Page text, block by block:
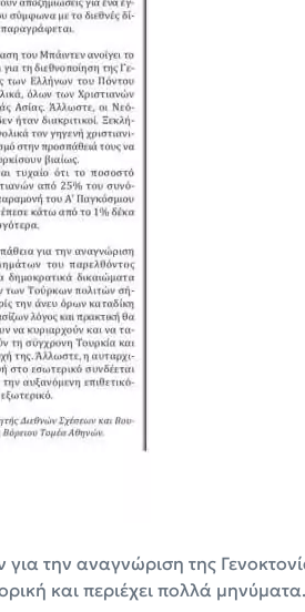
την αναγνώριση της
και περιέχει πολλά μηνύματα.